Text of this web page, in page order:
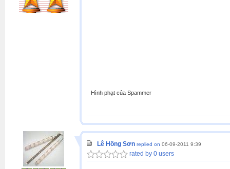
Hình phạt của Spammer
Lê Hồng Sơn replied on 06-09-2011 9:39
rated by 0 users